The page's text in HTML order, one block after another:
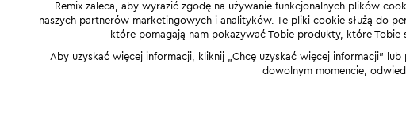
Remix zaleca, aby wyrazić zgodę na używanie funkcjonalnych plików
naszych partnerów marketingowych i analityków. Te pliki cookie służą do
które pomagają nam pokazywać Tobie produkty, które Tobie
Aby uzyskać więcej informacji, kliknij „Chcę uzyskać więcej informacji”
dowolnym momencie,